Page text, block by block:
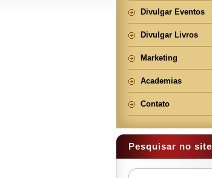
Divulgar Eventos
Divulgar Livros
Marketing
Academias
Contato
Pesquisar no site